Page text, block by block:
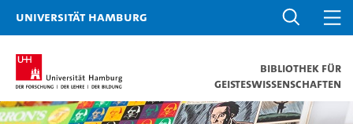
Universität Hamburg
Bibliothek für
Geisteswissenschaften